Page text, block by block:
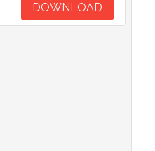
DOWNLOAD